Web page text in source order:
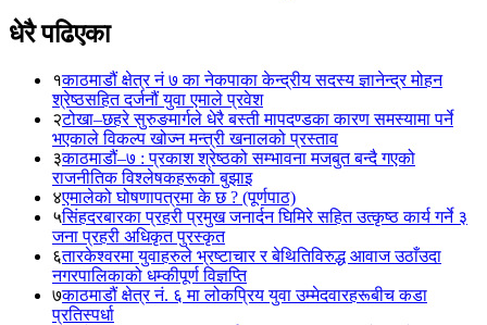
धेरै पढिएका
१काठमाडौं क्षेत्र नं ७ का नेकपाका केन्द्रीय सदस्य ज्ञानेन्द्र मोहन
श्रेष्ठसहित दर्जनौं युवा एमाले प्रवेश
२टोखा–छहरे सुरुङमार्गले धेरै बस्ती मापदण्डका कारण समस्यामा पर्ने
भएकाले विकल्प खोज्न मन्त्री खनालको प्रस्ताव
३काठमाडौं–७ : प्रकाश श्रेष्ठको सम्भावना मजबुत बन्दै गएको
राजनीतिक विश्लेषकहरूको बुझाइ
४एमालेको घोषणापत्रमा के छ ? (पूर्णपाठ)
५सिंहदरबारका प्रहरी प्रमुख जनार्दन घिमिरे सहित उत्कृष्ठ कार्य गर्ने ३
जना प्रहरी अधिकृत पुरस्कृत
६तारकेश्वरमा युवाहरुले भ्रष्टाचार र बेथितिविरुद्ध आवाज उठाँउदा
नगरपालिकाको धम्कीपूर्ण विज्ञप्ति
७काठमाडौं क्षेत्र नं. ६ मा लोकप्रिय युवा उम्मेदवारहरूबीच कडा
प्रतिस्पर्धा